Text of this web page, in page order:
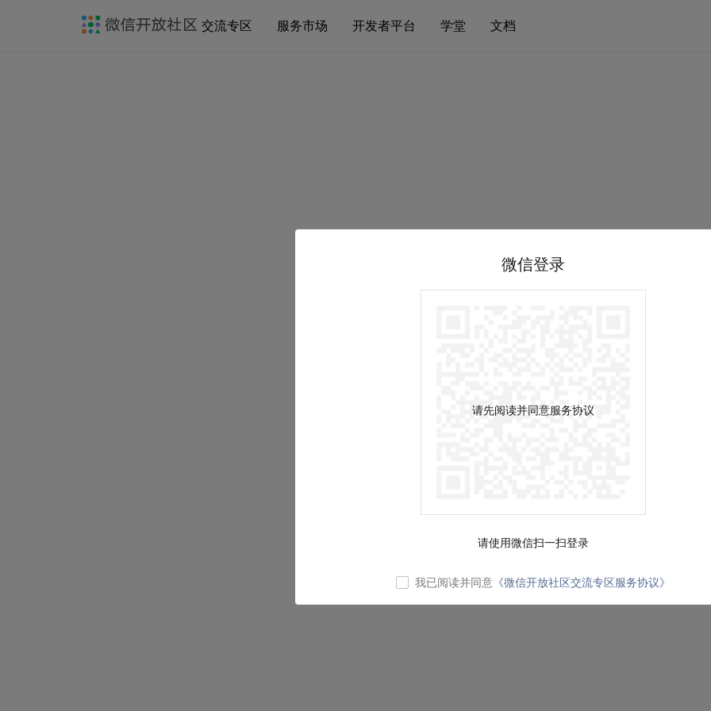
交流专区 服务市场 开发者平台 学堂 文档
微信登录
请先阅读并同意服务协议
请使用微信扫一扫登录
我已阅读并同意 《微信开放社区交流专区服务协议》